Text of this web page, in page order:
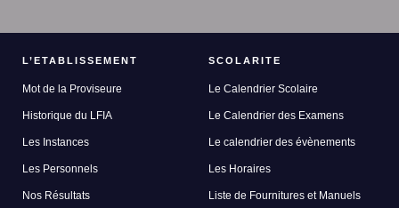
L’ETABLISSEMENT
Mot de la Proviseure
Historique du LFIA
Les Instances
Les Personnels
Nos Résultats
SCOLARITE
Le Calendrier Scolaire
Le Calendrier des Examens
Le calendrier des évènements
Les Horaires
Liste de Fournitures et Manuels